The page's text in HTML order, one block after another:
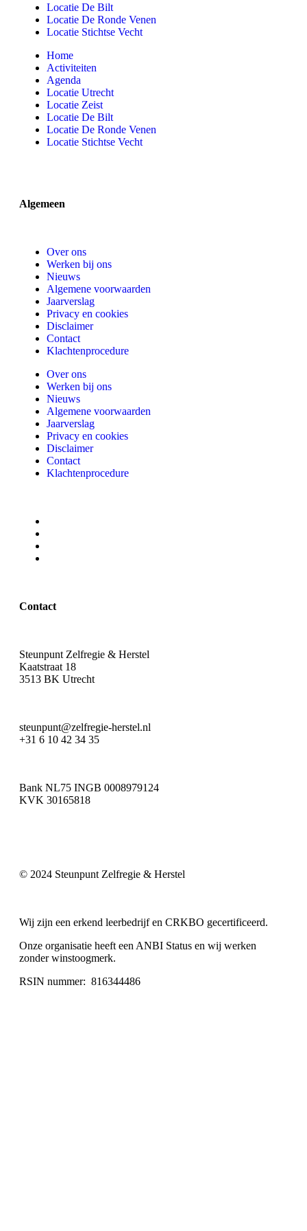
Locatie De Bilt
Locatie De Ronde Venen
Locatie Stichtse Vecht
Home
Activiteiten
Agenda
Locatie Utrecht
Locatie Zeist
Locatie De Bilt
Locatie De Ronde Venen
Locatie Stichtse Vecht
Algemeen
Over ons
Werken bij ons
Nieuws
Algemene voorwaarden
Jaarverslag
Privacy en cookies
Disclaimer
Contact
Klachtenprocedure
Over ons
Werken bij ons
Nieuws
Algemene voorwaarden
Jaarverslag
Privacy en cookies
Disclaimer
Contact
Klachtenprocedure
Contact
Steunpunt Zelfregie & Herstel
Kaatstraat 18
3513 BK Utrecht
steunpunt@zelfregie-herstel.nl
+31 6 10 42 34 35
Bank NL75 INGB 0008979124
KVK 30165818
© 2024 Steunpunt Zelfregie & Herstel
Wij zijn een erkend leerbedrijf en CRKBO gecertificeerd.
Onze organisatie heeft een ANBI Status en wij werken
zonder winstoogmerk.
RSIN nummer: 816344486